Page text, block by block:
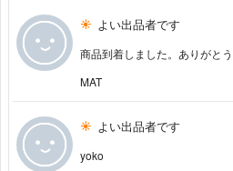
よい出品者です
商品到着しました。ありがと
MAT
よい出品者です
yoko